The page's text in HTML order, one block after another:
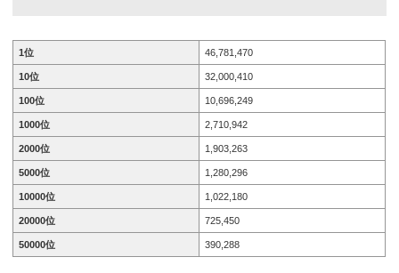
1位 46,781,470
10位 32,000,410
100位 10,696,249
1000位 2,710,942
2000位 1,903,263
5000位 1,280,296
10000位 1,022,180
20000位 725,450
50000位 390,288